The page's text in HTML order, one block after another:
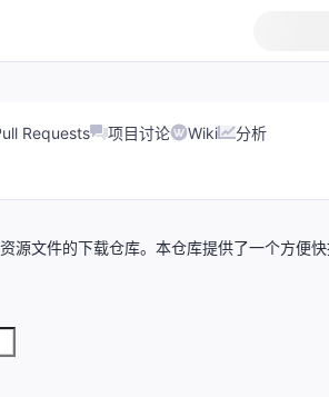
Requests 项目讨论 Wiki 分析
源文件的下载仓库。本仓库提供了一个方便